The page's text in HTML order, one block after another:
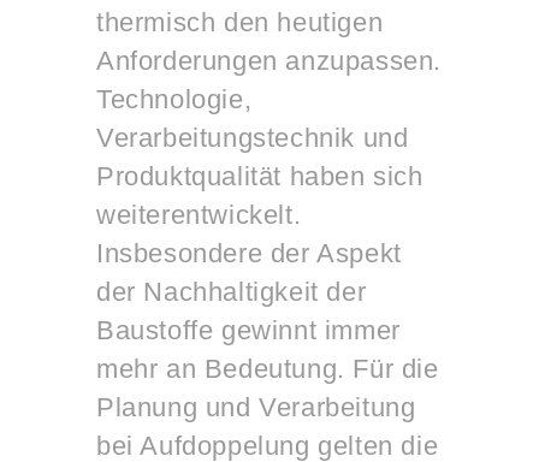
thermisch den heutigen
Anforderungen anzupassen.
Technologie,
Verarbeitungstechnik und
Produktqualität haben sich
weiterentwickelt.
Insbesondere der Aspekt
der Nachhaltigkeit der
Baustoffe gewinnt immer
mehr an Bedeutung. Für die
Planung und Verarbeitung
bei Aufdoppelung gelten die